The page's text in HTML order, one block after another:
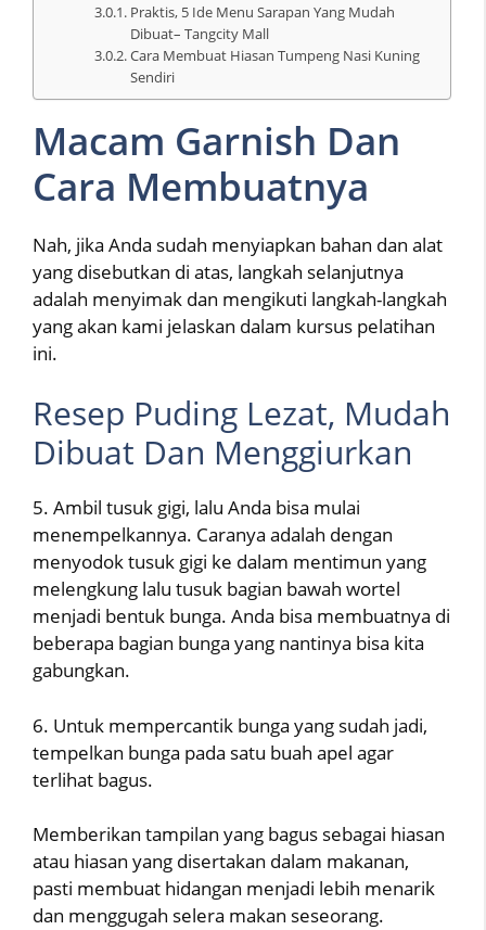
Praktis, 5 Ide Menu Sarapan Yang Mudah
Dibuat– Tangcity Mall
Cara Membuat Hiasan Tumpeng Nasi Kuning
Sendiri
Macam Garnish Dan
Cara Membuatnya
Nah, jika Anda sudah menyiapkan bahan dan alat
yang disebutkan di atas, langkah selanjutnya
adalah menyimak dan mengikuti langkah-langkah
yang akan kami jelaskan dalam kursus pelatihan
ini.
Resep Puding Lezat, Mudah
Dibuat Dan Menggiurkan
5. Ambil tusuk gigi, lalu Anda bisa mulai
menempelkannya. Caranya adalah dengan
menyodok tusuk gigi ke dalam mentimun yang
melengkung lalu tusuk bagian bawah wortel
menjadi bentuk bunga. Anda bisa membuatnya di
beberapa bagian bunga yang nantinya bisa kita
gabungkan.
6. Untuk mempercantik bunga yang sudah jadi,
tempelkan bunga pada satu buah apel agar
terlihat bagus.
Memberikan tampilan yang bagus sebagai hiasan
atau hiasan yang disertakan dalam makanan,
pasti membuat hidangan menjadi lebih menarik
dan menggugah selera makan seseorang.